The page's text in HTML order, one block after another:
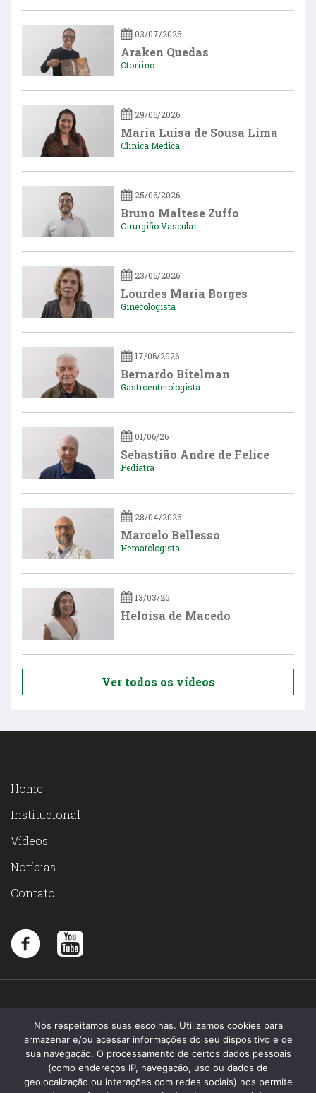
03/07/2026
Araken Quedas
Otorrino
29/06/2026
Maria Luisa de Sousa Lima
Clinica Medica
25/06/2026
Bruno Maltese Zuffo
Cirurgião Vascular
23/06/2026
Lourdes Maria Borges
Ginecologista
17/06/2026
Bernardo Bitelman
Gastroenterologista
01/06/26
Sebastião André de Felice
Pediatra
28/04/2026
Marcelo Bellesso
Hematologista
13/03/26
Heloisa de Macedo
Ver todos os vídeos
Home
Institucional
Vídeos
Notícias
Contato
Nós respeitamos suas escolhas. Utilizamos cookies para
armazenar e/ou acessar informações do seu dispositivo e de
sua navegação. O processamento de certos dados pessoais
(como endereços IP, navegação, uso ou dados de
geolocalização ou interações com redes sociais) nos permite